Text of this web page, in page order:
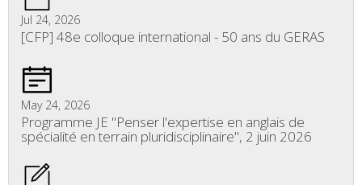
Jul 24, 2026
[CFP] 48e colloque international - 50 ans du GERAS
May 24, 2026
Programme JE "Penser l'expertise en anglais de
spécialité en terrain pluridisciplinaire", 2 juin 2026